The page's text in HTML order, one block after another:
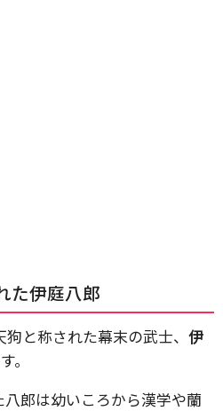
た伊庭八郎
と称された幕末の武士、 伊
。
郎は幼いころから漢学や蘭